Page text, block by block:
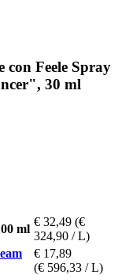
con Feele Spray
30 ml
ml
€ 32,49 (€
324,90 / L)
€ 17,89
(€ 596,33 / L)